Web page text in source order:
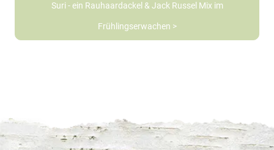
Suri - ein Rauhaardackel & Jack Russel Mix im
Frühlingserwachen >